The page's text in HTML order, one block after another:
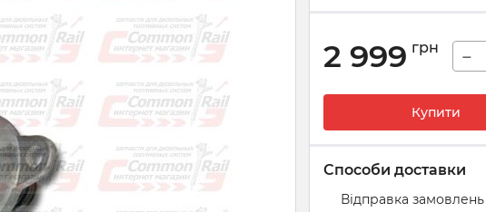
2 999 грн −
Купити
Способи доставки
Відправка